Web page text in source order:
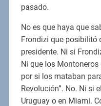
pasado.
No es que haya que
Frondizi que posibilitó
presidente. Ni si
Ni que los
por si los mataban
Revolución”. No. Ni si
Uruguay o en Miami.